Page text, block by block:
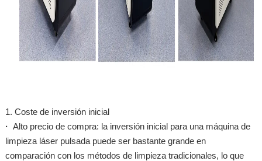
1. Coste de inversión inicial
· Alto precio de compra: la inversión inicial para una máquina de
limpieza láser pulsada puede ser bastante grande en
comparación con los métodos de limpieza tradicionales, lo que